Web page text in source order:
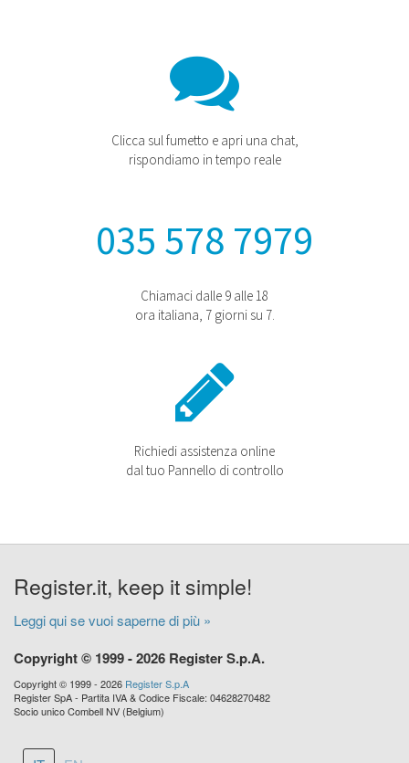
Clicca sul fumetto e apri una chat,
rispondiamo in tempo reale
035 578 7979
Chiamaci dalle 9 alle 18
ora italiana, 7 giorni su 7.
Richiedi assistenza online
dal tuo Pannello di controllo
Register.it, keep it simple!
Leggi qui se vuoi saperne di più »
Copyright © 1999 - 2026 Register S.p.A.
Copyright © 1999 - 2026 Register S.p.A
Register SpA - Partita IVA & Codice Fiscale: 04628270482
Socio unico Combell NV (Belgium)